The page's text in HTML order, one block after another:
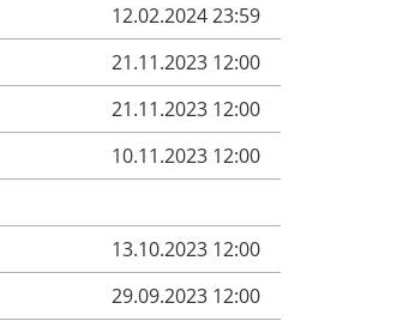
12.02.2024 23:59
21.11.2023 12:00
21.11.2023 12:00
10.11.2023 12:00
13.10.2023 12:00
29.09.2023 12:00